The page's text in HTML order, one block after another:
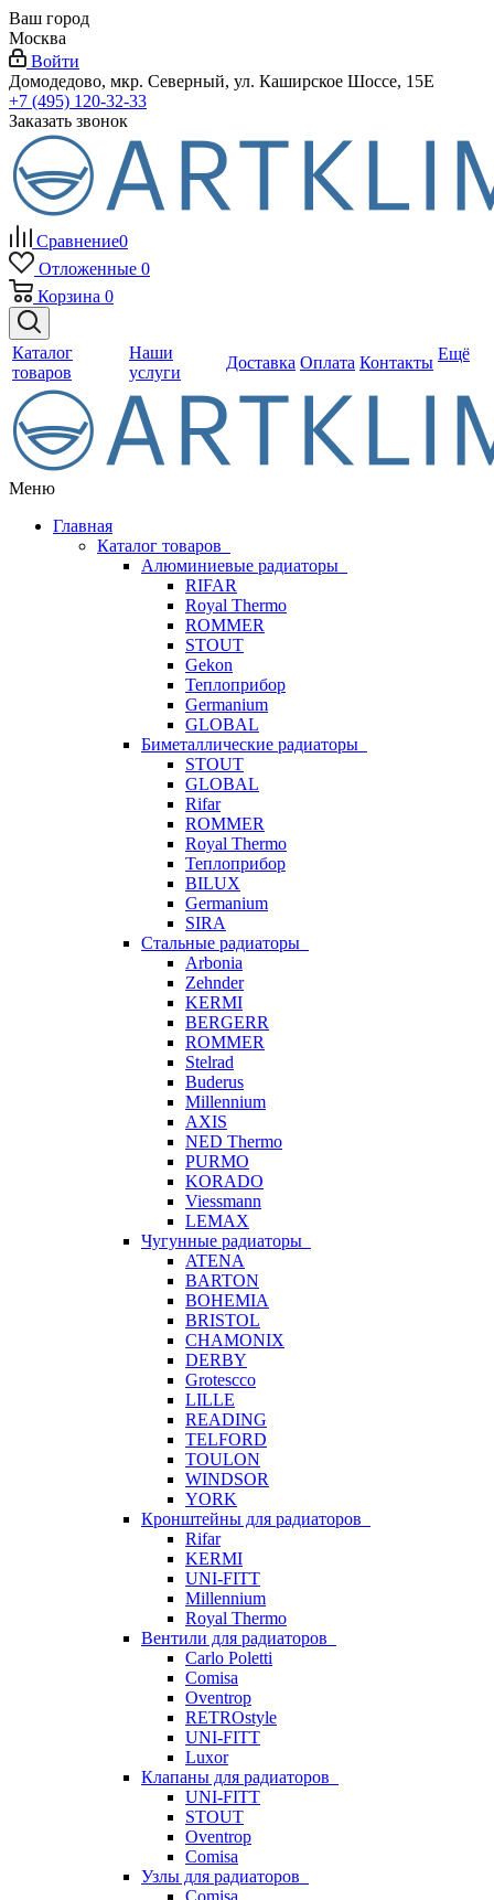
Ваш город
Москва
Войти
Домодедово, мкр. Северный, ул. Каширское Шоссе, 15Е
+7 (495) 120-32-33
Заказать звонок
Сравнение0
Отложенные 0
Корзина 0
Каталог
товаров
Наши
услуги
Доставка Оплата Контакты Ещё
Меню
Главная
Каталог товаров
Алюминиевые радиаторы
RIFAR
Royal Thermo
ROMMER
STOUT
Gekon
Теплоприбор
Germanium
GLOBAL
Биметаллические радиаторы
STOUT
GLOBAL
Rifar
ROMMER
Royal Thermo
Теплоприбор
BILUX
Germanium
SIRA
Стальные радиаторы
Arbonia
Zehnder
KERMI
BERGERR
ROMMER
Stelrad
Buderus
Millennium
AXIS
NED Thermo
PURMO
KORADO
Viessmann
LEMAX
Чугунные радиаторы
ATENA
BARTON
BOHEMIA
BRISTOL
CHAMONIX
DERBY
Grotescco
LILLE
READING
TELFORD
TOULON
WINDSOR
YORK
Кронштейны для радиаторов
Rifar
KERMI
UNI-FITT
Millennium
Royal Thermo
Вентили для радиаторов
Carlo Poletti
Comisa
Oventrop
RETROstyle
UNI-FITT
Luxor
Клапаны для радиаторов
UNI-FITT
STOUT
Oventrop
Comisa
Узлы для радиаторов
Comisa